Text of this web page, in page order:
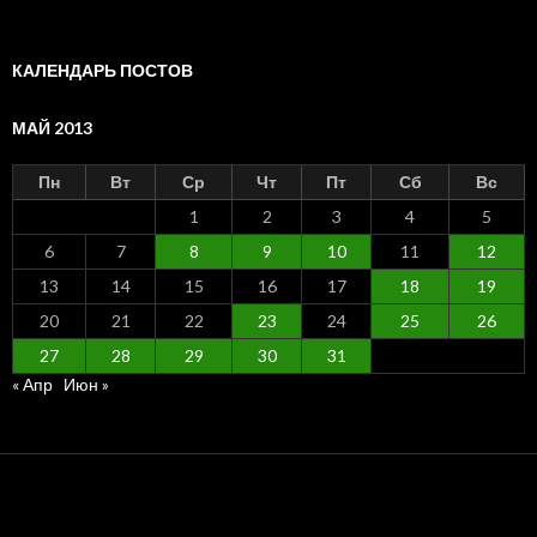
КАЛЕНДАРЬ ПОСТОВ
МАЙ 2013
Пн Вт Ср Чт Пт Сб
Вс
1
2 3 4
5
6
7 8 9 10 11
12
13
14 15 16 17 18
19
20
21 22 23 24 25
26
27
28 29 30
31
« Апр Июн »